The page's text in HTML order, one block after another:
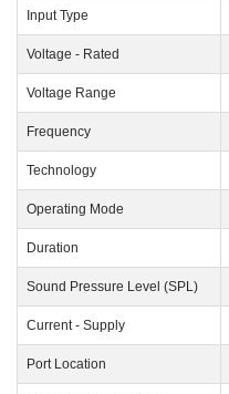
Input Type
Voltage - Rated
Voltage Range
Frequency
Technology
Operating Mode
Duration
Sound Pressure Level (SPL)
Current - Supply
Port Location